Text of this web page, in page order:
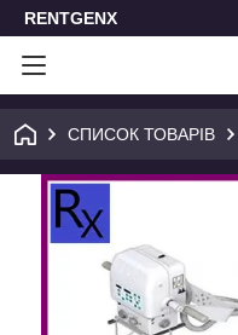
RENTGENX
СПИСОК ТОВАРІВ